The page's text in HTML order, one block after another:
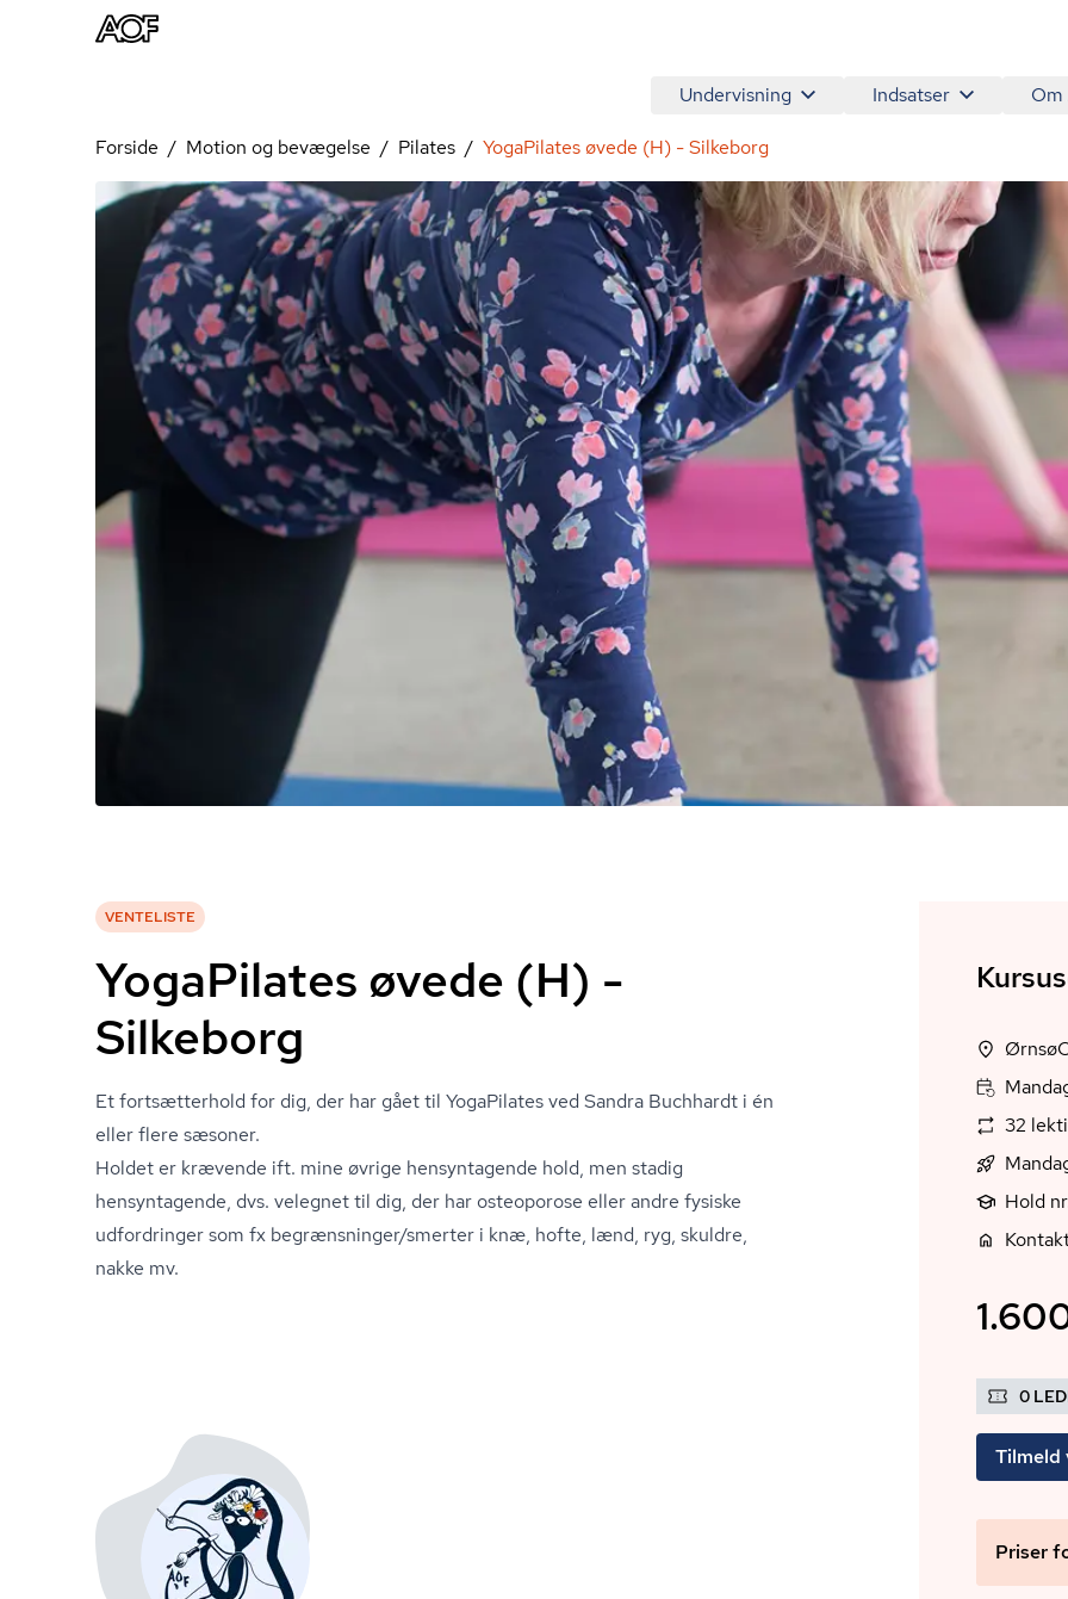
Undervisning Indsatser Om
Forside Motion og bevægelse Pilates YogaPilates øvede (H) - Silkeborg
VENTELISTE
YogaPilates øvede (H) -
Silkeborg
Et fortsætterhold for dig, der har gået til YogaPilates ved Sandra Buchhardt i én
eller flere sæsoner.
Holdet er krævende ift. mine øvrige hensyntagende hold, men stadig
hensyntagende, dvs. velegnet til dig, der har osteoporose eller andre fysiske
udfordringer som fx begrænsninger/smerter i knæ, hofte, lænd, ryg, skuldre,
nakke mv.
32
Hold
0
Tilmeld
Priser